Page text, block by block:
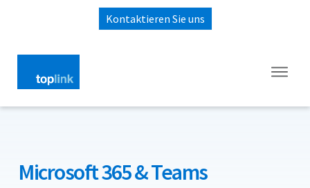
Kontaktieren Sie uns
Microsoft 365 & Teams